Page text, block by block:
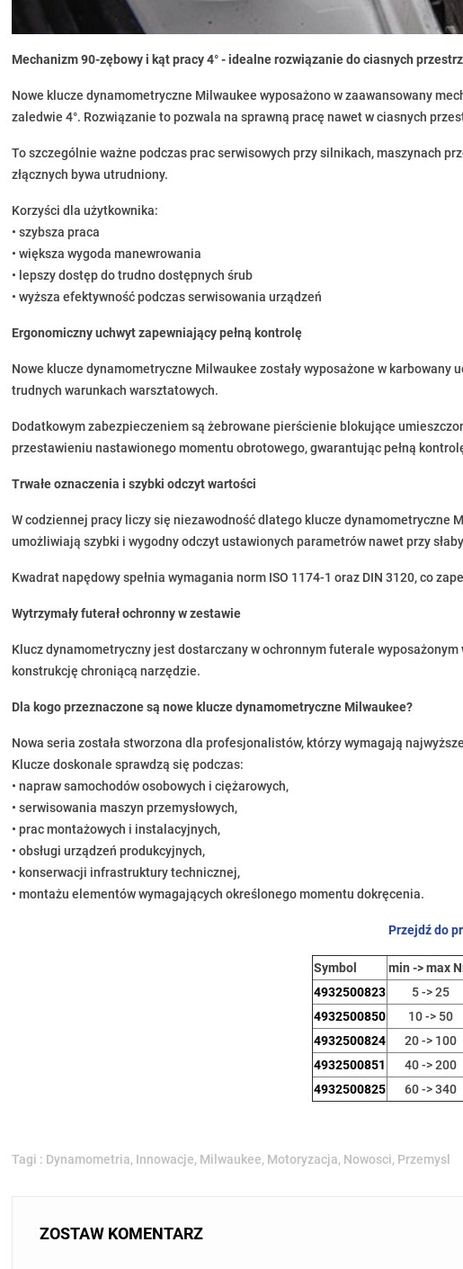
Mechanizm 90-zębowy i kąt pracy 4° - idealne rozwiązanie do ciasnych
Nowe klucze dynamometryczne Milwaukee wyposażono w zaawansowany
zaledwie 4°. Rozwiązanie to pozwala na sprawną pracę nawet w ciasnych
To szczególnie ważne podczas prac serwisowych przy silnikach, maszynach
złącznych bywa utrudniony.
Korzyści dla użytkownika:
• szybsza praca
• większa wygoda manewrowania
• lepszy dostęp do trudno dostępnych śrub
• wyższa efektywność podczas serwisowania urządzeń
Ergonomiczny uchwyt zapewniający pełną kontrolę
Nowe klucze dynamometryczne Milwaukee zostały wyposażone w
trudnych warunkach warsztatowych.
Dodatkowym zabezpieczeniem są żebrowane pierścienie blokujące
przestawieniu nastawionego momentu obrotowego, gwarantując pełną
Trwałe oznaczenia i szybki odczyt wartości
W codziennej pracy liczy się niezawodność dlatego klucze dynamometryczne
umożliwiają szybki i wygodny odczyt ustawionych parametrów nawet przy
Kwadrat napędowy spełnia wymagania norm ISO 1174-1 oraz DIN 3120, co
Wytrzymały futerał ochronny w zestawie
Klucz dynamometryczny jest dostarczany w ochronnym futerale
konstrukcję chroniącą narzędzie.
Dla kogo przeznaczone są nowe klucze dynamometryczne Milwaukee?
Nowa seria została stworzona dla profesjonalistów, którzy wymagają
Klucze doskonale sprawdzą się podczas:
• napraw samochodów osobowych i ciężarowych,
• serwisowania maszyn przemysłowych,
• prac montażowych i instalacyjnych,
• obsługi urządzeń produkcyjnych,
• konserwacji infrastruktury technicznej,
• montażu elementów wymagających określonego momentu dokręcenia.
Przejdź do
Symbol min -> max
4932500823
5 -> 25
4932500850
10 -> 50
4932500824
20 -> 100
4932500851
40 -> 200
4932500825
60 -> 340
Tagi : Dynamometria, Innowacje, Milwaukee, Motoryzacja, Nowosci, Przemysl
ZOSTAW KOMENTARZ